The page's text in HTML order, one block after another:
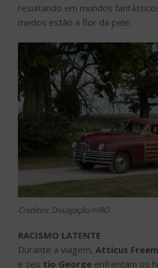
resultando em mundos
medos estão à flor da pele.
Créditos: Divulgação/HBO
RACISMO LATENTE
Durante a viagem, Atticus
e seu tio George enfrentam os